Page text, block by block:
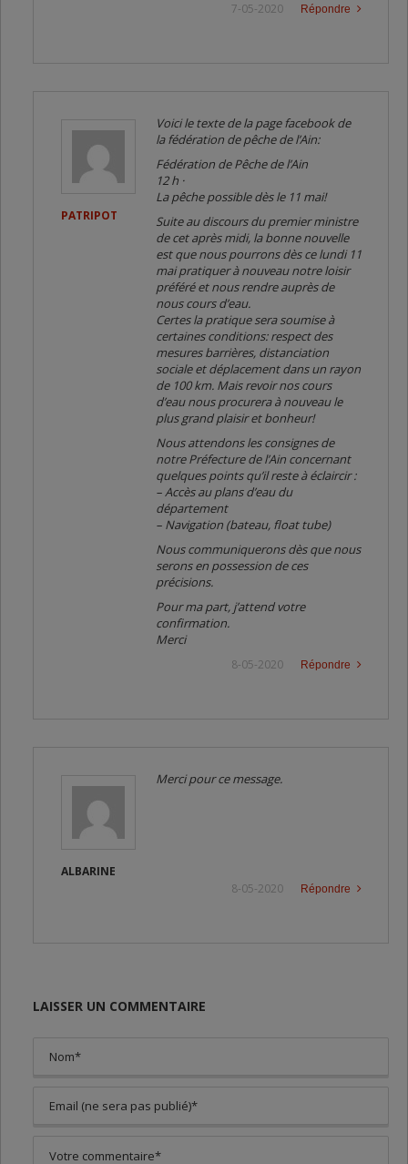
Répondre
7-05-2020
PATRIPOT
Voici le texte de la page facebook de
la fédération de pêche de l’Ain:
Fédération de Pêche de l’Ain
12 h ·
La pêche possible dès le 11 mai!
Suite au discours du premier ministre
de cet après midi, la bonne nouvelle
est que nous pourrons dès ce lundi 11
mai pratiquer à nouveau notre loisir
préféré et nous rendre auprès de
nous cours d’eau.
Certes la pratique sera soumise à
certaines conditions: respect des
mesures barrières, distanciation
sociale et déplacement dans un rayon
de 100 km. Mais revoir nos cours
d’eau nous procurera à nouveau le
plus grand plaisir et bonheur!
Nous attendons les consignes de
notre Préfecture de l’Ain concernant
quelques points qu’il reste à éclaircir :
– Accès au plans d’eau du
département
– Navigation (bateau, float tube)
Nous communiquerons dès que nous
serons en possession de ces
précisions.
Pour ma part, j’attend votre
confirmation.
Merci
Répondre
8-05-2020
ALBARINE
Merci pour ce message.
Répondre
8-05-2020
LAISSER UN COMMENTAIRE